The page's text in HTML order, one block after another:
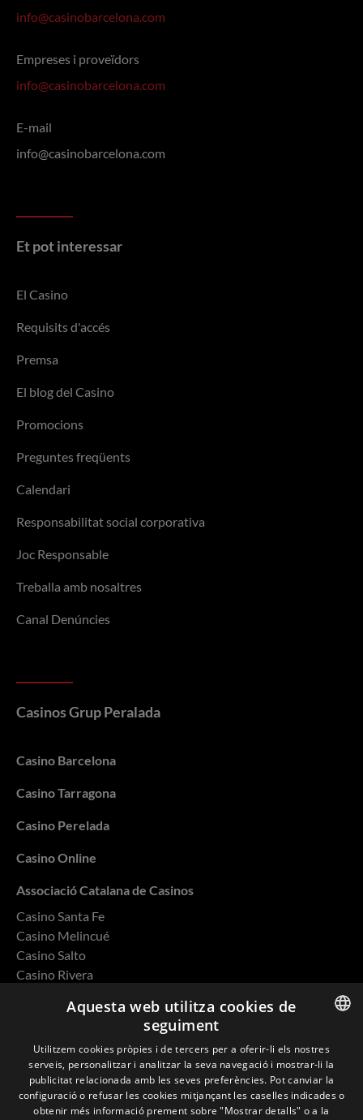
info@casinobarcelona.com
Empreses i proveïdors
info@casinobarcelona.com
E-mail
info@casinobarcelona.com
Et pot interessar
El Casino
Requisits d'accés
Premsa
El blog del Casino
Promocions
Preguntes freqüents
Calendari
Responsabilitat social corporativa
Joc Responsable
Treballa amb nosaltres
Canal Denúncies
Casinos Grup Peralada
Casino Barcelona
Casino Tarragona
Casino Perelada
Casino Online
Associació Catalana de Casinos
Casino Santa Fe
Casino Melincué
Casino Salto
Casino Rivera
Política de privacitat
Cookies
ENGLISH
CATALAN
Aquesta web utilitza cookies de
seguiment
Utilitzem cookies pròpies i de tercers per a oferir-li els nostres
serveis, personalitzar i analitzar la seva navegació i mostrar-li la
publicitat relacionada amb les seves preferències. Pot canviar la
configuració o refusar les cookies mitjançant les caselles indicades o
obtenir més informació prement sobre "Mostrar detalls" o a la